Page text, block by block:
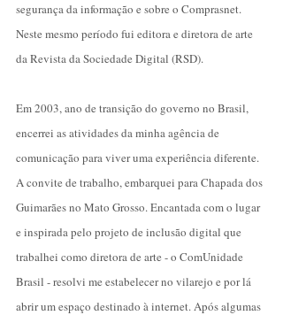
segurança da informação e sobre o Comprasnet.
Neste mesmo período fui editora e diretora de arte
da Revista da Sociedade Digital (RSD).
Em 2003, ano de transição do governo no Brasil,
encerrei as atividades da minha agência de
comunicação para viver uma experiência diferente.
A convite de trabalho, embarquei para Chapada dos
Guimarães no Mato Grosso. Encantada com o lugar
e inspirada pelo projeto de inclusão digital que
trabalhei como diretora de arte - o ComUnidade
Brasil - resolvi me estabelecer no vilarejo e por lá
abrir um espaço destinado à internet. Após algumas